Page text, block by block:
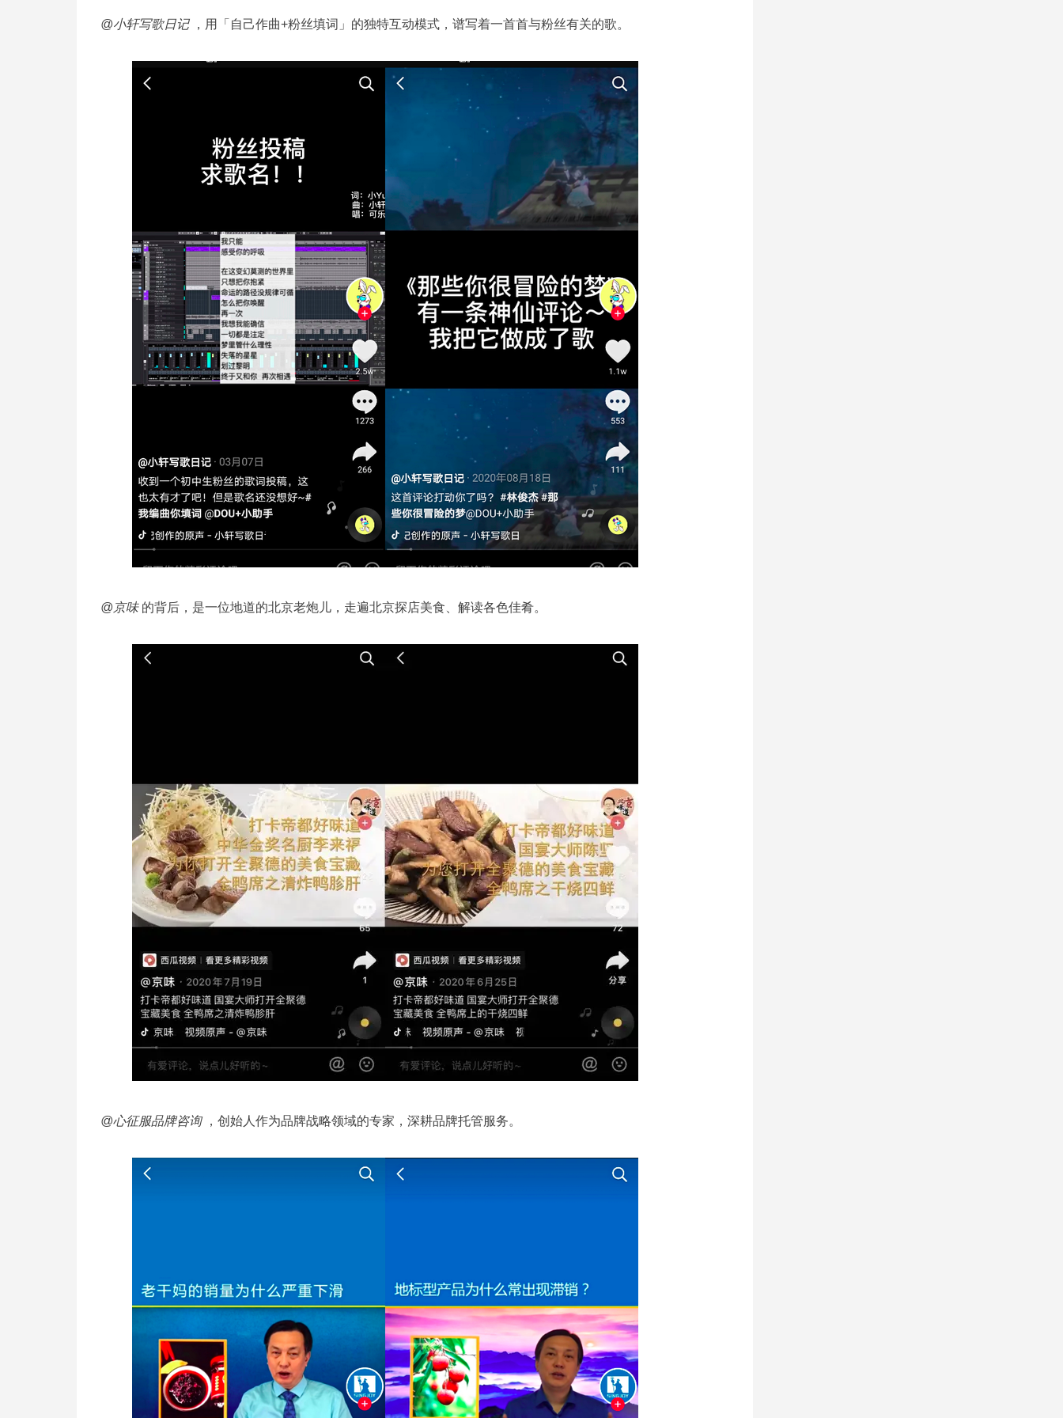
@小轩写歌日记，用「自己作曲+粉丝填词」的独特互动模式，谱写着一首首与粉丝有关的歌。
@京味 的背后，是一位地道的北京老炮儿，走遍北京探店美食、解读各色佳肴。
@心征服品牌咨询，创始人作为品牌战略领域的专家，深耕品牌托管服务。